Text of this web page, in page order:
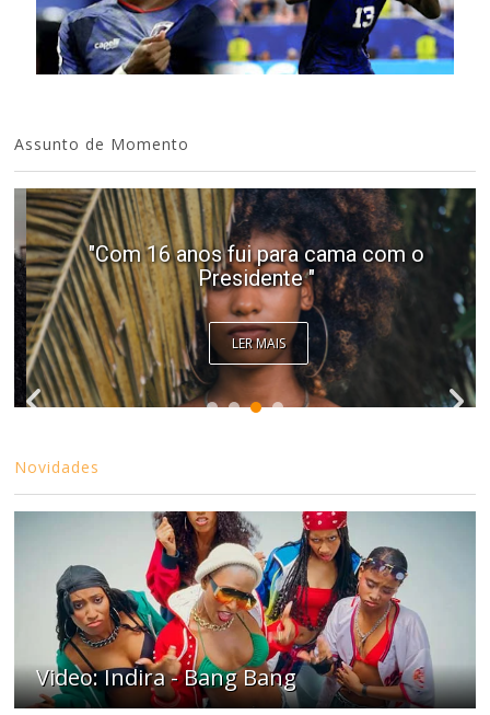
Assunto de Momento
"Com 16 anos fui para cama com o
Presidente "
LER MAIS
Novidades
Video: Indira - Bang Bang